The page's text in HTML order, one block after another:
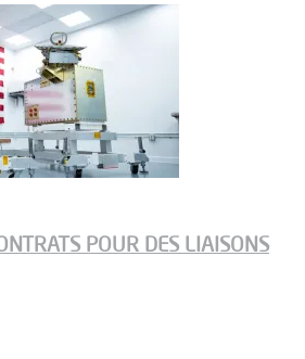
POUR DES LIAISONS